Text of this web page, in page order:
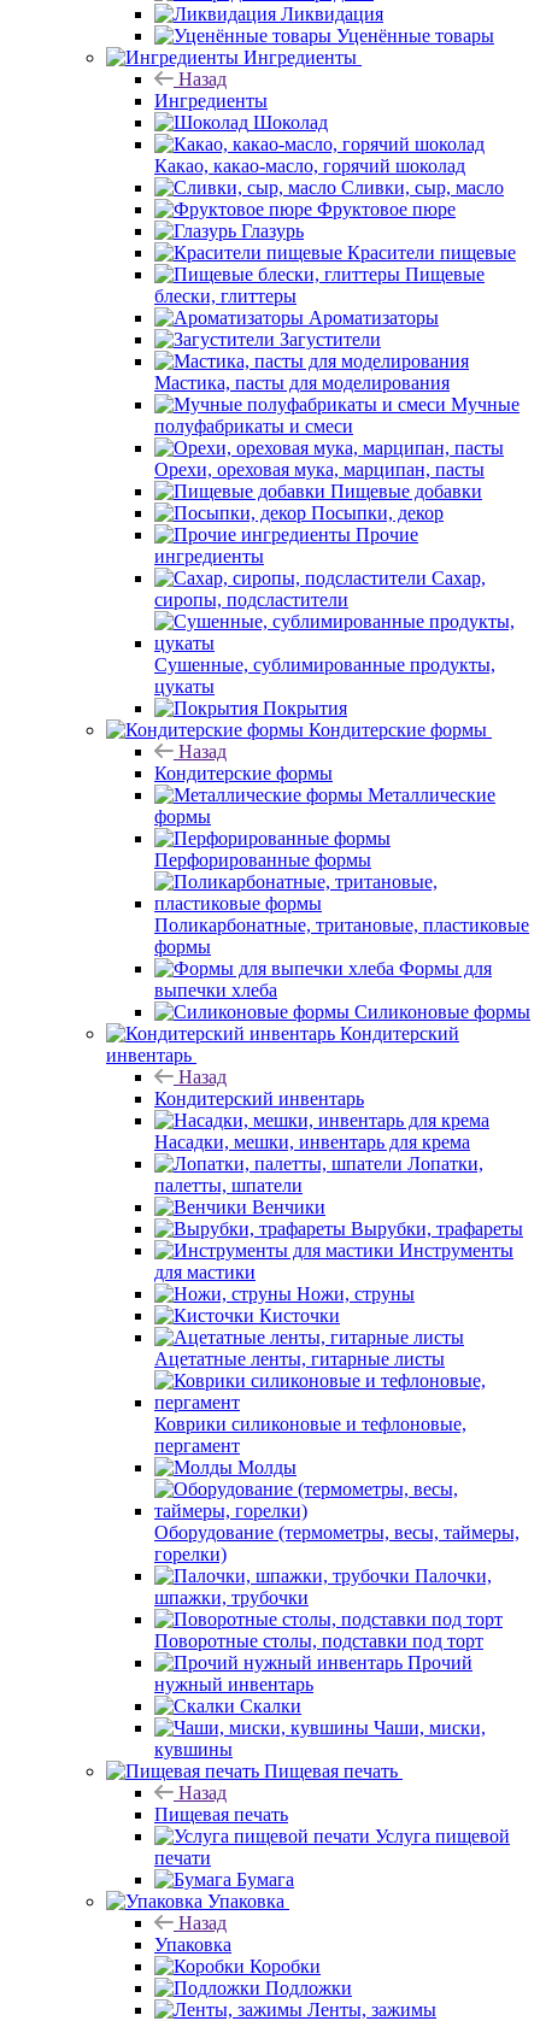
Ликвидация
Уценённые товары
Ингредиенты
Назад
Ингредиенты
Шоколад
Какао, какао-масло, горячий шоколад
Сливки, сыр, масло
Фруктовое пюре
Глазурь
Красители пищевые
Пищевые
блески, глиттеры
Ароматизаторы
Загустители
Мастика, пасты для моделирования
Мучные
полуфабрикаты и смеси
Орехи, ореховая мука, марципан, пасты
Пищевые добавки
Посыпки, декор
Прочие
ингредиенты
Сахар,
сиропы, подсластители
Сушенные, сублимированные продукты,
цукаты
Покрытия
Кондитерские формы
Назад
Кондитерские формы
Металлические
формы
Перфорированные формы
Поликарбонатные, тритановые, пластиковые
формы
Формы для
выпечки хлеба
Силиконовые формы
Кондитерский
инвентарь
Назад
Кондитерский инвентарь
Насадки, мешки, инвентарь для крема
Лопатки,
палетты, шпатели
Венчики
Вырубки, трафареты
Инструменты
для мастики
Ножи, струны
Кисточки
Ацетатные ленты, гитарные листы
Коврики силиконовые и тефлоновые,
пергамент
Молды
Оборудование (термометры, весы, таймеры,
горелки)
Палочки,
шпажки, трубочки
Поворотные столы, подставки под торт
Прочий
нужный инвентарь
Скалки
Чаши, миски,
кувшины
Пищевая печать
Назад
Пищевая печать
Услуга пищевой
печати
Бумага
Упаковка
Назад
Упаковка
Коробки
Подложки
Ленты, зажимы